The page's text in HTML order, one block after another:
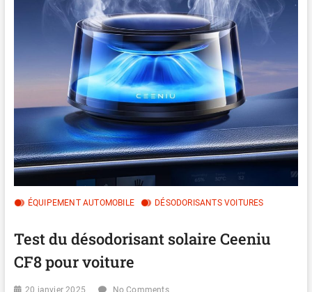
ÉQUIPEMENT AUTOMOBILE DÉSODORISANTS VOITURES
Test du désodorisant solaire Ceeniu
CF8 pour voiture